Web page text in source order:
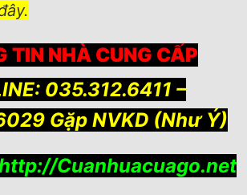
TIN NHÀ CUNG CẤP
035.312.6411 –
Gặp NVKD (Như Ý)
Cuanhuacuago.net